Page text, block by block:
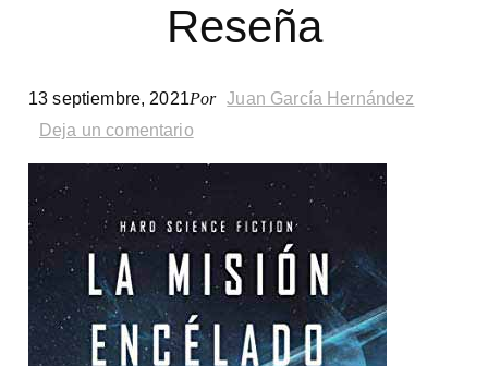
Reseña
13 septiembre, 2021Por Juan García Hernández
Deja un comentario